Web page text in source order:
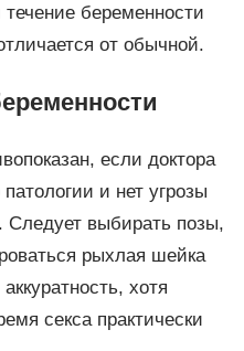
беременности
от обычной.
если доктора
и нет угрозы
Следует выбирать позы,
рыхлая шейка
хотя
секса практически